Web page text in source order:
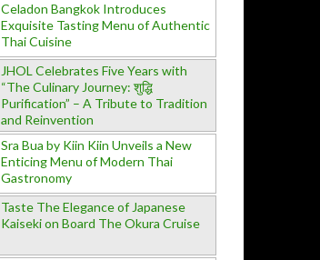
Celadon Bangkok Introduces
Exquisite Tasting Menu of Authentic
Thai Cuisine
JHOL Celebrates Five Years with
“The Culinary Journey: शुद्धि
Purification” – A Tribute to Tradition
and Reinvention
Sra Bua by Kiin Kiin Unveils a New
Enticing Menu of Modern Thai
Gastronomy
Taste The Elegance of Japanese
Kaiseki on Board The Okura Cruise